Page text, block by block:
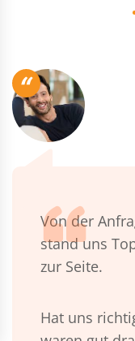
“
Von der
stand uns
zur Seite.
Hat uns